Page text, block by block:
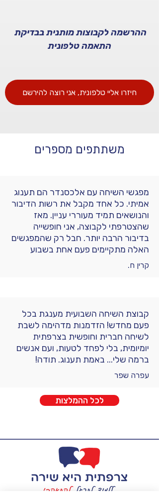
ההרשמה לקבוצות מותנית בבדיקת
התאמה טלפונית
חיזרו אליי טלפונית, אני רוצה להירשם
משתתפים מספרים
מפגשי השיחה עם אלכסנדר הם תענוג
אמיתי. כל אחד מקבל את רשות הדיבור
והנושאים תמיד מעוררי עניין. מאז
שהצטרפתי לקבוצה, אני חופשייה
בדיבור הרבה יותר. חבל רק שהמפגשים
האלה מתקיימים פעם אחת בשבוע
בלבד.
קרין ח.
קבוצת השיחה השבועית מענגת בכל
פעם מחדש! הזדמנות מדהימה לשבת
לשיחה חברית וחופשית בצרפתית
יומיומית, בלי לפחד לטעות, ועם אנשים
ברמה שלי... באמת תענוג. תודה!
עפרה שפר
לכל ההמלצות